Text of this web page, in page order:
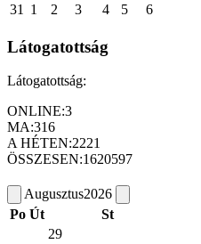
31
1 2 3 4 5 6
Látogatottság
Látogatottság:
ONLINE:3
MA:316
A HÉTEN:2221
ÖSSZESEN:1620597
Augusztus2026
Po Út St
29